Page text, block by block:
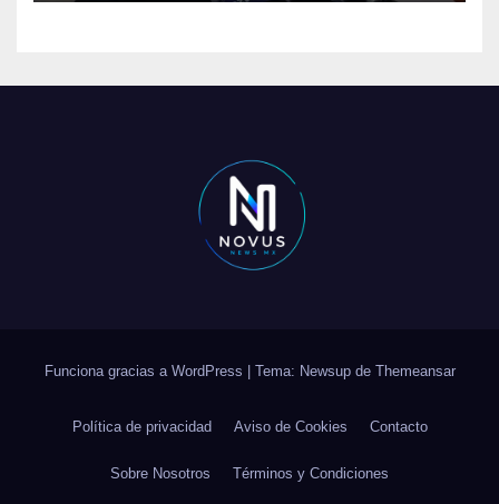
Funciona gracias a WordPress Tema: Newsup de Themeansar
Política de privacidad Aviso de Cookies Contacto
Sobre Nosotros Términos y Condiciones